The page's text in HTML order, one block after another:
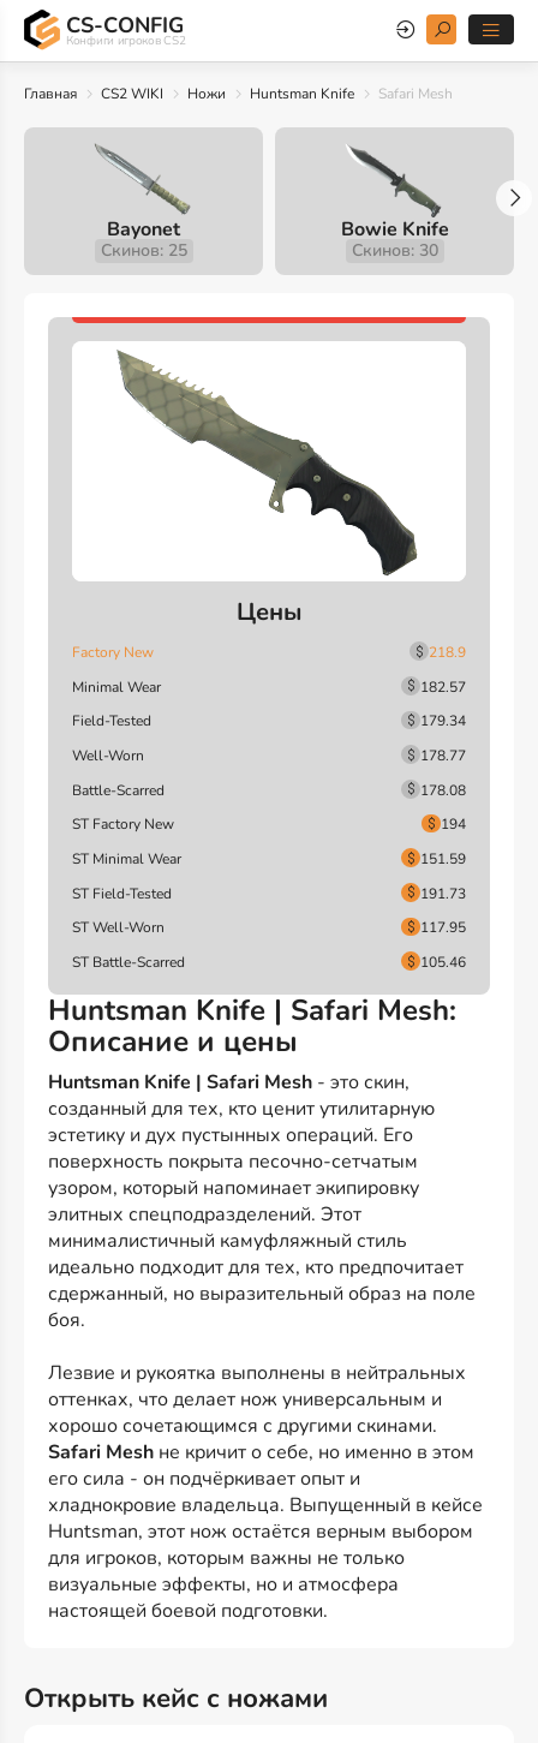
CS-CONFIG
Конфиги игроков CS2
Главная CS2 WIKI Ножи Huntsman Knife Safari Mesh
Bayonet
Скинов: 25
Bowie Knife
Скинов: 30
Цены
Factory New
218.9
Minimal Wear
182.57
Field-Tested
179.34
Well-Worn
178.77
Battle-Scarred
178.08
ST Factory New
194
ST Minimal Wear
151.59
ST Field-Tested
191.73
ST Well-Worn
117.95
ST Battle-Scarred
105.46
Huntsman Knife | Safari Mesh:
Описание и цены
Huntsman Knife | Safari Mesh - это скин,
созданный для тех, кто ценит утилитарную
эстетику и дух пустынных операций. Его
поверхность покрыта песочно-сетчатым
узором, который напоминает экипировку
элитных спецподразделений. Этот
минималистичный камуфляжный стиль
идеально подходит для тех, кто предпочитает
сдержанный, но выразительный образ на поле
боя.
Лезвие и рукоятка выполнены в нейтральных
оттенках, что делает нож универсальным и
хорошо сочетающимся с другими скинами.
Safari Mesh не кричит о себе, но именно в этом
его сила - он подчёркивает опыт и
хладнокровие владельца. Выпущенный в кейсе
Huntsman, этот нож остаётся верным выбором
для игроков, которым важны не только
визуальные эффекты, но и атмосфера
настоящей боевой подготовки.
Открыть кейс с ножами